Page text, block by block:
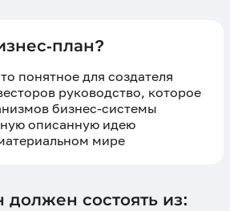
план?
понятное для создателя
руководство, которое
бизнес-системы
описанную идею
мире
должен состоять из: